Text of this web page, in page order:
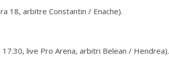
18, arbitre Constantin / Enache).
17.30, live Pro Arena, arbitri Belean / Hendrea).